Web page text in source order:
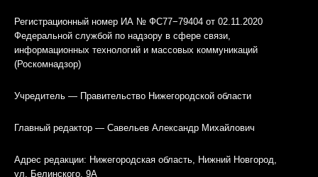
Регистрационный номер ИА № ФС77−79404 от 02.11.2020
Федеральной службой по надзору в сфере связи,
информационных технологий и массовых коммуникаций
(Роскомнадзор)
Учредитель — Правительство Нижегородской области
Главный редактор — Савельев Александр Михайлович
Адрес редакции: Нижегородская область, Нижний Новгород,
ул. Белинского, 9А